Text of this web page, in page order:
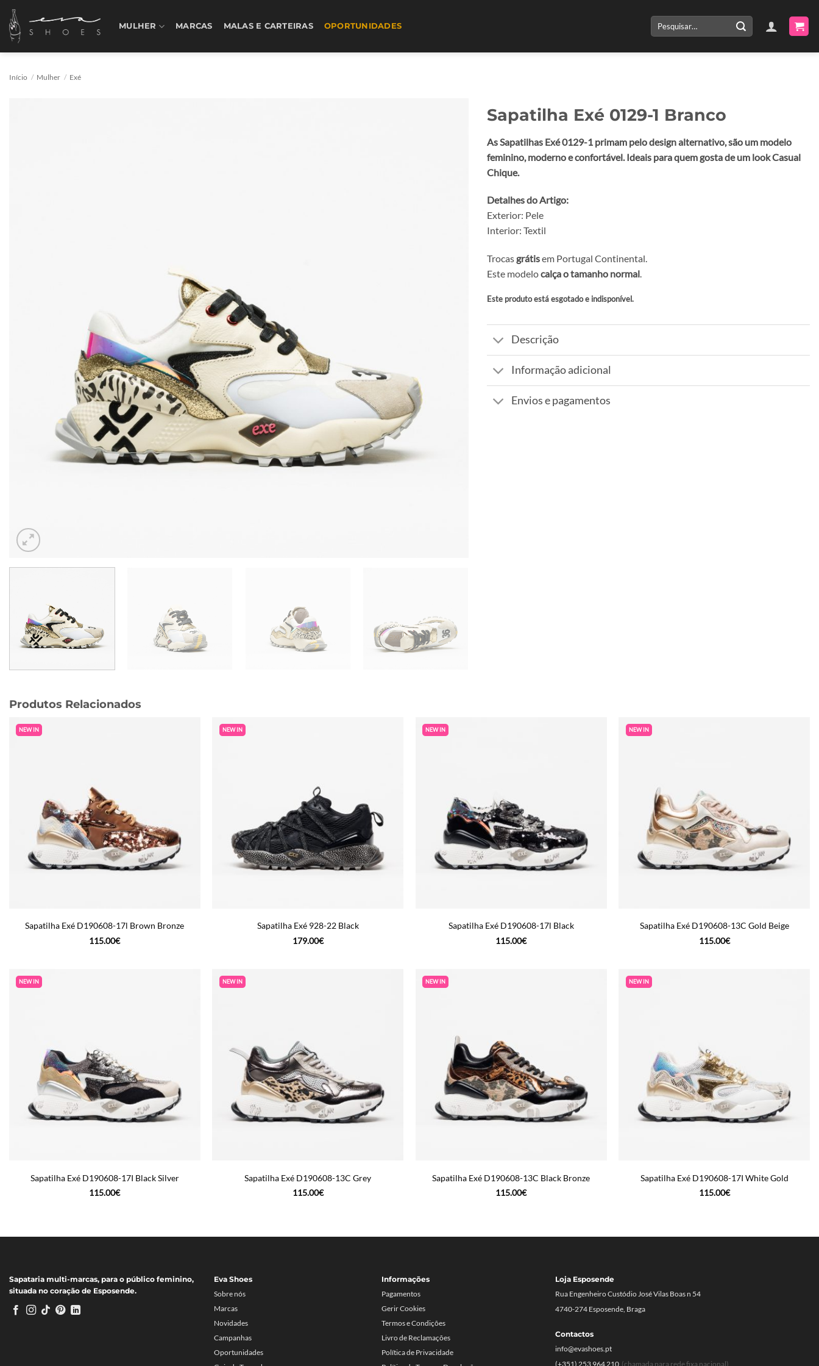
Skip
content
MULHER MARCAS MALAS E CARTEIRAS OPORTUNIDADES
Pesquisar
por:
Início / Mulher / Exé
Sapatilha Exé 0129-1 Branco
As Sapatilhas Exé 0129-1 primam pelo design alternativo, são um modelo
feminino, moderno e confortável. Ideais para quem gosta de um look Casual
Chique.
Detalhes do Artigo:
Exterior: Pele
Interior: Textil
Trocas grátisem Portugal Continental.
Este modelocalça o tamanho normal.
Este produto está esgotado e indisponível.
Alternative:
Descrição
Informação adicional
Envios e pagamentos
Produtos Relacionados
NEW IN
Sapatilha Exé D190608-17l Brown Bronze
115.00€
NEW IN
Sapatilha Exé 928-22 Black
179.00€
NEW IN
Sapatilha Exé D190608-17l Black
115.00€
NEW IN
Sapatilha Exé D190608-13C Gold Beige
115.00€
NEW IN
Sapatilha Exé D190608-17I Black Silver
115.00€
NEW IN
Sapatilha Exé D190608-13C Grey
115.00€
NEW IN
Sapatilha Exé D190608-13C Black Bronze
115.00€
NEW IN
Sapatilha Exé D190608-17I White Gold
115.00€
Sapataria multi-marcas, para o público feminino,
situada no coração de Esposende.
Eva Shoes
Sobre nós
Marcas
Novidades
Campanhas
Oportunidades
Informações
Pagamentos
Gerir Cookies
Termos e Condições
Livro de Reclamações
Política de Privacidade
Loja Esposende
Rua Engenheiro Custódio José Vilas Boas n 54
4740-274 Esposende, Braga
Contactos
info@evashoes.pt
(+351) 253 964 210 (chamada para rede fixa nacional)